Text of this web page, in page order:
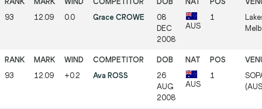
93 12.09 0.0 Grace CROWE
08
DEC
2008
AUS
1
93 12.09 +0.2 Ava ROSS
26
AUG
2008
AUS
1